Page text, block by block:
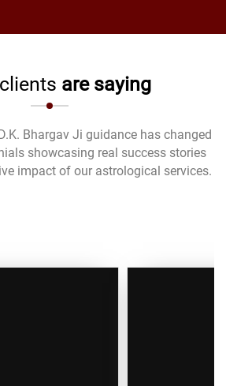
are saying
Bhargav Ji guidance has changed
showcasing real success stories
impact of our astrological services.